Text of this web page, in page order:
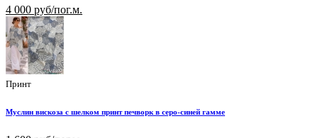
4 000 руб/пог.м.
Принт
Муслин вискоза с шелком принт печворк в серо-синей гамме